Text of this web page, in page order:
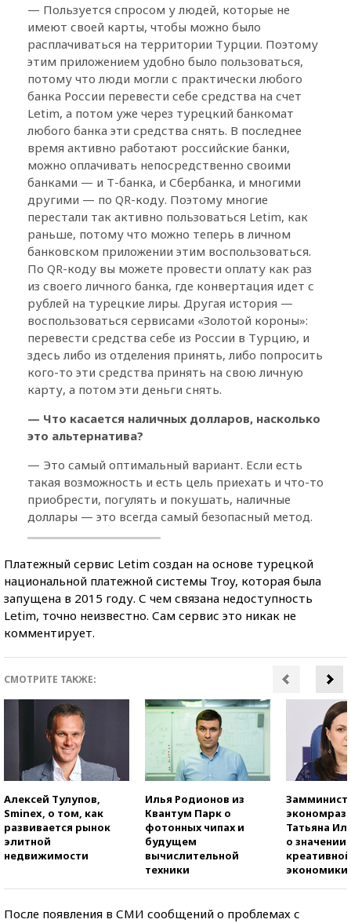
— Пользуется спросом у людей, которые не
имеют своей карты, чтобы можно было
расплачиваться на территории Турции. Поэтому
этим приложением удобно было пользоваться,
потому что люди могли с практически любого
банка России перевести себе средства на счет
Letim, а потом уже через турецкий банкомат
любого банка эти средства снять. В последнее
время активно работают российские банки,
можно оплачивать непосредственно своими
банками — и Т-банка, и Сбербанка, и многими
другими — по QR-коду. Поэтому многие
перестали так активно пользоваться Letim, как
раньше, потому что можно теперь в личном
банковском приложении этим воспользоваться.
По QR-коду вы можете провести оплату как раз
из своего личного банка, где конвертация идет с
рублей на турецкие лиры. Другая история —
воспользоваться сервисами «Золотой короны»:
перевести средства себе из России в Турцию, и
здесь либо из отделения принять, либо попросить
кого-то эти средства принять на свою личную
карту, а потом эти деньги снять.
— Что касается наличных долларов, насколько
это альтернатива?
— Это самый оптимальный вариант. Если есть
такая возможность и есть цель приехать и что-то
приобрести, погулять и покушать, наличные
доллары — это всегда самый безопасный метод.
Платежный сервис Letim создан на основе турецкой
национальной платежной системы Troy, которая была
запущена в 2015 году. С чем связана недоступность
Letim, точно неизвестно. Сам сервис это никак не
комментирует.
СМОТРИТЕ ТАКЖЕ:
Алексей Тулупов,
Sminex, о том, как
развивается рынок
элитной
недвижимости
Илья Родионов из
Квантум Парк о
фотонных чипах и
будущем
вычислительной
техники
Татьяна
о значении
креативной
экономики
После появления в СМИ сообщений о проблемах с